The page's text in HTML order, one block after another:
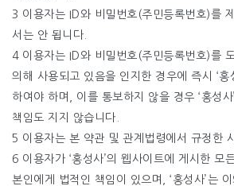
3 이용자는 ID와 비밀번호(주민등록번호)를
서는 안 됩니다.
4 이용자는 ID와 비밀번호(주민등록번호)를
의해 사용되고 있음을 인지한 경우에 즉시 ‘홍
하여야 하며, 이를 통보하지 않을 경우 ‘홍성
책임도 지지 않습니다.
5 이용자는 본 약관 및 관계법령에서 규정한
6 이용자가 ‘홍성사’의 웹사이트에 게시한 모
본인에게 법적인 책임이 있으며, ‘홍성사’는